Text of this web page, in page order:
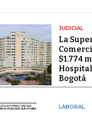
JUDICIAL
La
$1.774
Bogotá
LABORAL